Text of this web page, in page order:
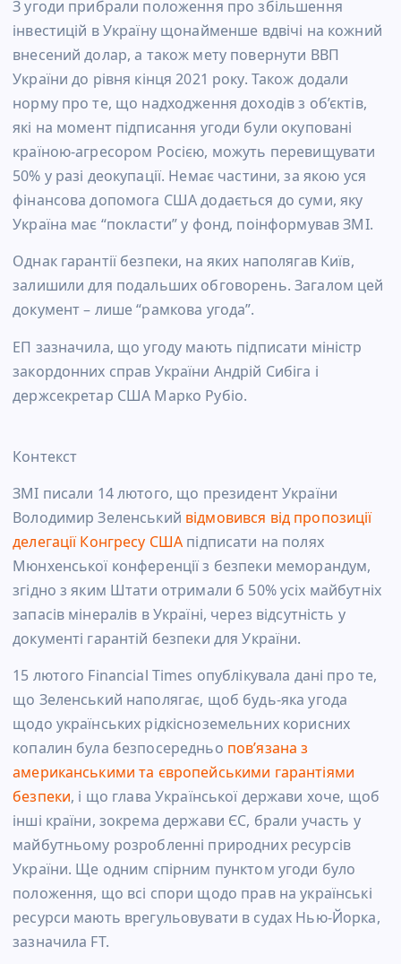
З угоди прибрали положення про збільшення
інвестицій в Україну щонайменше вдвічі на кожний
внесений долар, а також мету повернути ВВП
України до рівня кінця 2021 року. Також додали
норму про те, що надходження доходів з об’єктів,
які на момент підписання угоди були окуповані
країною-агресором Росією, можуть перевищувати
50% у разі деокупації. Немає частини, за якою уся
фінансова допомога США додається до суми, яку
Україна має “покласти” у фонд, поінформував ЗМІ.
Однак гарантії безпеки, на яких наполягав Київ,
залишили для подальших обговорень. Загалом цей
документ – лише “рамкова угода”.
ЕП зазначила, що угоду мають підписати міністр
закордонних справ України Андрій Сибіга і
держсекретар США Марко Рубіо.
Контекст
ЗМІ писали 14 лютого, що президент України
Володимир Зеленський відмовився від пропозиції
делегації Конгресу США підписати на полях
Мюнхенської конференції з безпеки меморандум,
згідно з яким Штати отримали б 50% усіх майбутніх
запасів мінералів в Україні, через відсутність у
документі гарантій безпеки для України.
15 лютого Financial Times опублікувала дані про те,
що Зеленський наполягає, щоб будь-яка угода
щодо українських рідкісноземельних корисних
копалин була безпосередньо пов’язана з
американськими та європейськими гарантіями
безпеки, і що глава Української держави хоче, щоб
інші країни, зокрема держави ЄС, брали участь у
майбутньому розробленні природних ресурсів
України. Ще одним спірним пунктом угоди було
положення, що всі спори щодо прав на українські
ресурси мають врегульовувати в судах Нью-Йорка,
зазначила FT.